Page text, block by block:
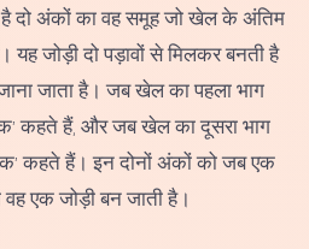
है दो अंकों का वह समूह जो खेल के अंतिम
जोड़ी दो पड़ावों से मिलकर बनती है
जाता है। जब खेल का पहला भाग
कहते हैं, और जब खेल का दूसरा भाग
कहते हैं। इन दोनों अंकों को जब एक
वह एक जोड़ी बन जाती है।